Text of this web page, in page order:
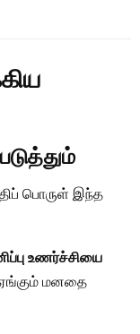
பொருள் இந்த
உணர்ச்சியை
மனதை